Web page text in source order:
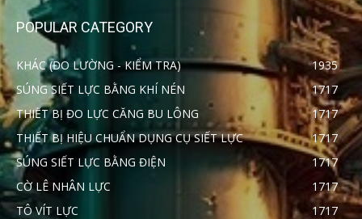
POPULAR CATEGORY
KHÁC (ĐO LƯỜNG - KIỂM TRA)
1935
SÚNG SIẾT LỰC BẰNG KHÍ NÉN
1717
THIẾT BỊ ĐO LỰC CĂNG BU LÔNG
1717
THIẾT BỊ HIỆU CHUẨN DỤNG CỤ SIẾT LỰC
1717
SÚNG SIẾT LỰC BẰNG ĐIỆN
1717
CỜ LÊ NHÂN LỰC
1717
TÔ VÍT LỰC
1717